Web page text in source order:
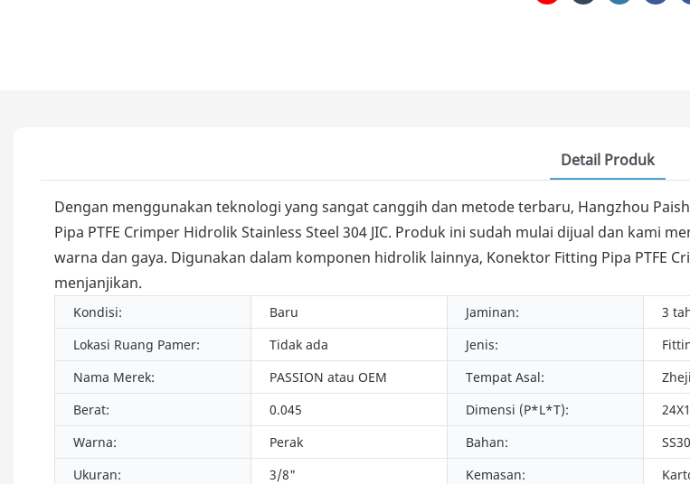
Detail Produk
Dengan menggunakan teknologi yang sangat canggih dan metode terbaru, Hangzhou
Pipa PTFE Crimper Hidrolik Stainless Steel 304 JIC. Produk ini sudah mulai dijual dan kami
warna dan gaya. Digunakan dalam komponen hidrolik lainnya, Konektor Fitting Pipa PTFE
menjanjikan.
Kondisi: Baru Jaminan:
3
Lokasi Ruang Pamer:
Tidak ada Jenis:
Nama Merek:
PASSION atau OEM Tempat Asal:
Berat:
0.045 Dimensi (P*L*T):
Warna:
Perak Bahan:
Ukuran:
3/8" Kemasan: